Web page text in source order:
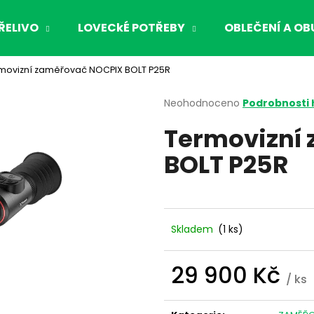
LOVECkÉ POTŘEBY OBLEČENÍ A
zaměřovač NOCPIX BOLT P25R
Průměrné
produktu
0,0
Neohodnoceno Podrobnosti
Termovizní
BOLT P25R
Skladem (1 ks)
29 900 Kč / ks
cena:
Co potřebujete najít?
HLEDAT
Doporučujeme